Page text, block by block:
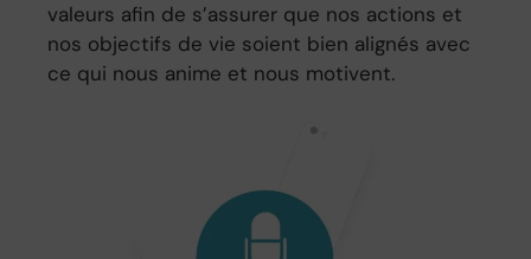
valeurs afin de s’assurer que nos actions et
nos objectifs de vie soient bien alignés avec
ce qui nous anime et nous motivent.